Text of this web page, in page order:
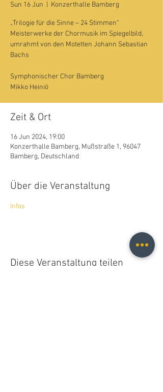
Sun 16 Jun Konzerthalle Bamberg
„Trilogie für die Sinne – 24 Stimmen“
Meisterwerke der Chormusik im Spiegelbild,
umrahmt von den Motetten Johann Sebastian
Bachs
Symphonischer Chor Bamberg
Mikko Heiniö
Zeit & Ort
16 Jun 2024, 19:00
Konzerthalle Bamberg, Mußstraße 1, 96047
Bamberg, Deutschland
Über die Veranstaltung
Infos
Diese Veranstaltung teilen